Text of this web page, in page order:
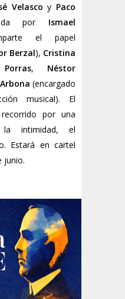
Velasco y Paco
por Ismael
el papel
Berzal), Cristina
, Néstor
(encargado
musical). El
por una
intimidad, el
Estará en cartel
junio.